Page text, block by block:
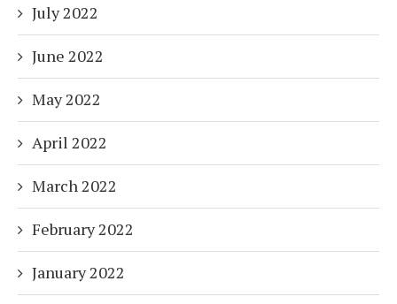
July 2022
June 2022
May 2022
April 2022
March 2022
February 2022
January 2022